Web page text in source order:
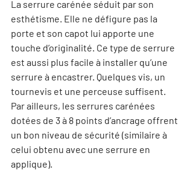
La serrure carénée séduit par son
esthétisme. Elle ne défigure pas la
porte et son capot lui apporte une
touche d’originalité. Ce type de serrure
est aussi plus facile à installer qu’une
serrure à encastrer. Quelques vis, un
tournevis et une perceuse suffisent.
Par ailleurs, les serrures carénées
dotées de 3 à 8 points d’ancrage offrent
un bon niveau de sécurité (similaire à
celui obtenu avec une serrure en
applique).